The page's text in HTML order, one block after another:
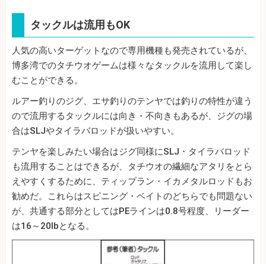
タックルは流用もOK
人気の高いターゲットなので専用機種も発売されているが、
博多湾でのタチウオゲームは様々なタックルを流用して楽し
むことができる。
ルアー釣りのジグ、エサ釣りのテンヤでは釣りの特性が違う
ので流用するタックルには向き・不向きもあるが、ジグの場
合はSLJやタイラバロッドが扱いやすい。
テンヤを楽しみたい場合はジグ同様にSLJ・タイラバロッド
も流用することはできるが、タチウオの繊細なアタリをとら
えやすくするために、ティップラン・イカメタルロッドもお
勧めだ。これらはスピニング・ベイトのどちらでも問題ない
が、共通する部分としてはPEラインは0.8号程度、リーダー
は16～20lbとなる。